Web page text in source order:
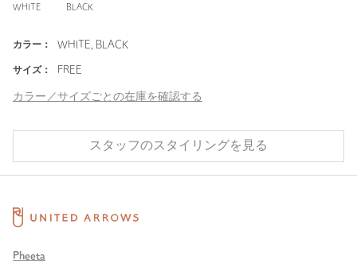
WHITE BLACK
カラー： WHITE, BLACK
サイズ： FREE
カラー／サイズごとの在庫を確認する
スタッフのスタイリングを見る
Pheeta